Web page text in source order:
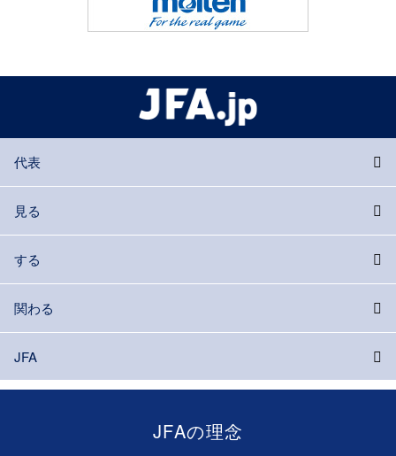
代表
見る
する
関わる
JFA
JFAの理念